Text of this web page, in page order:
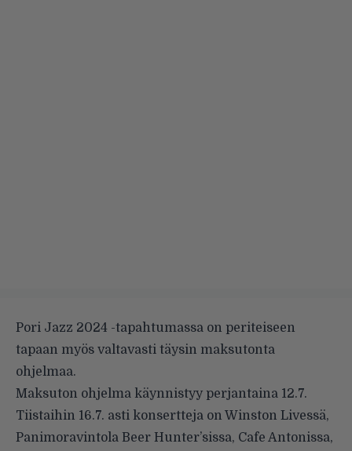
Pori Jazz 2024 -tapahtumassa on periteiseen
tapaan myös valtavasti täysin maksutonta
ohjelmaa.
Maksuton ohjelma käynnistyy perjantaina 12.7.
Tiistaihin 16.7. asti konsertteja on Winston Livessä,
Panimoravintola Beer Hunter’sissa, Cafe Antonissa,